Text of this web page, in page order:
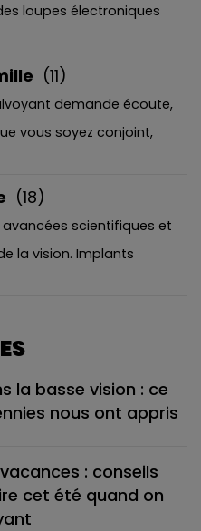
loupes électroniques
(11)
demande écoute,
vous soyez conjoint,
(18)
scientifiques et
la vision. Implants
la basse vision : ce
nous ont appris
: conseils
cet été quand on